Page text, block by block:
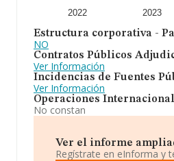
2022 2023
Estructura corporativa -
NO
Contratos Públicos
Ver Información
Incidencias de Fuentes
Ver Información
Operaciones
No constan
Ver el informe
Regístrate en eInforma y